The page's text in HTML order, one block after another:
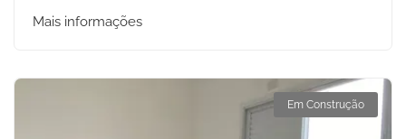
Mais informações
Em Construção